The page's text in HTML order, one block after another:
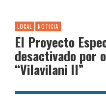
LOCAL NOTICIA
El Proyecto
desactivado por
“Vilavilani II”